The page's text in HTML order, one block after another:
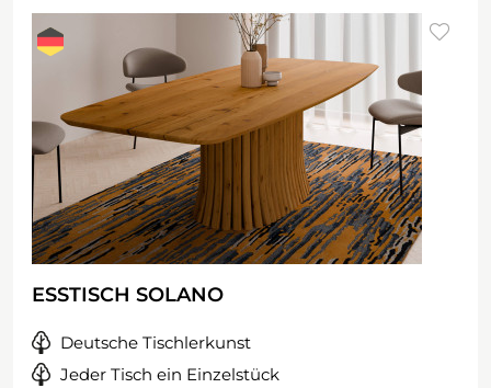
ESSTISCH SOLANO
Deutsche Tischlerkunst
Jeder Tisch ein Einzelstück